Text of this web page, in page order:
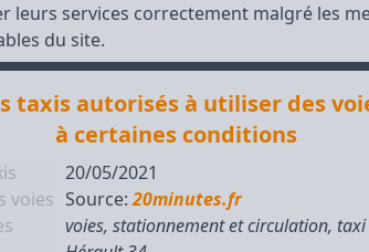
leurs services correctement malgré les
du site.
taxis autorisés à utiliser des
à certaines conditions
20/05/2021
Source:20minutes.fr
voies, stationnement et circulation,